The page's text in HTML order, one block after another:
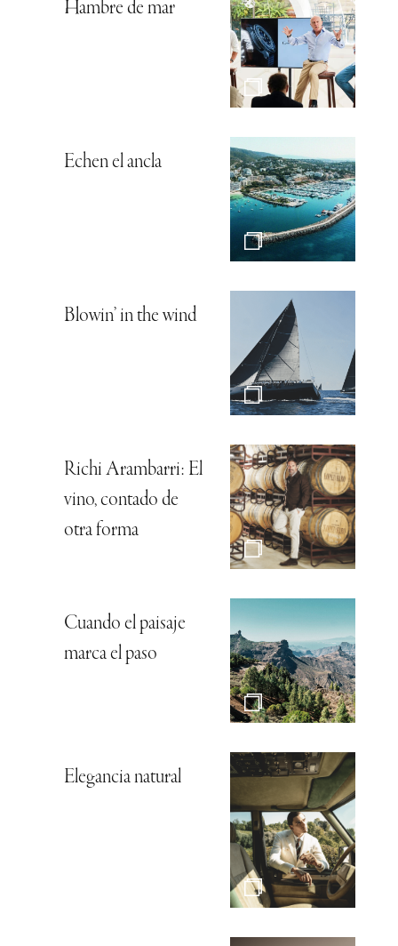
Hambre de mar
Echen el ancla
Blowin’ in the wind
Richi Arambarri: El
vino, contado de
otra forma
Cuando el paisaje
marca el paso
Elegancia natural